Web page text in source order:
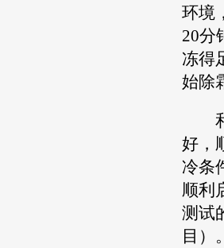
环境
20分
冻得
始除
好，
冷条
顺利
测试
目）